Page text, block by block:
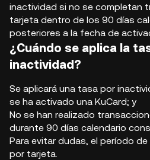
inactividad si no se completan
tarjeta dentro de los 90 días
posteriores a la fecha de
¿Cuándo se aplica la
inactividad?
Se aplicará una tasa por
se ha activado una KuCard; y
No se han realizado
durante 90 días calendario
Para evitar dudas, el período
por tarjeta.